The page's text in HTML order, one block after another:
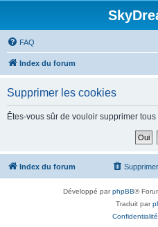
FAQ
Index du forum
Supprimer les cookies
Êtes-vous sûr de vouloir supprimer
Index du forum
Développé parphpBB®
Traduit par
Confidentialité